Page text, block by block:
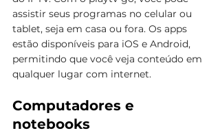
assistir seus programas no celular ou
tablet, seja em casa ou fora. Os apps
estão disponíveis para iOS e Android,
permitindo que você veja conteúdo em
qualquer lugar com internet.
Computadores e
notebooks